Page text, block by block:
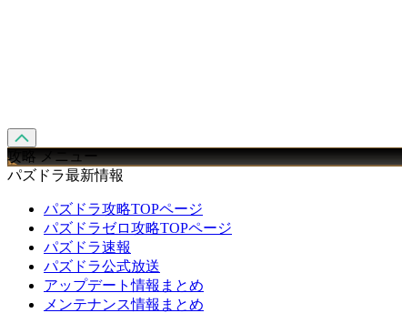
攻略 メニュー
パズドラ最新情報
パズドラ攻略TOPページ
パズドラゼロ攻略TOPページ
パズドラ速報
パズドラ公式放送
アップデート情報まとめ
メンテナンス情報まとめ